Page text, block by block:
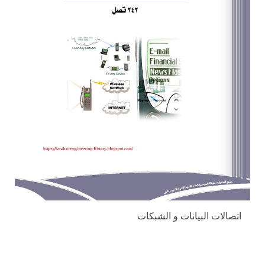
اتصالات البيانات و الشبكات